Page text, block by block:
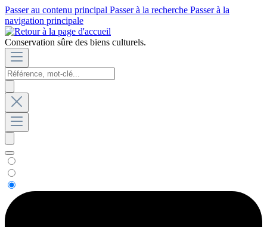
Passer au contenu principal Passer à la recherche Passer à la
navigation principale
Conservation sûre des biens culturels.